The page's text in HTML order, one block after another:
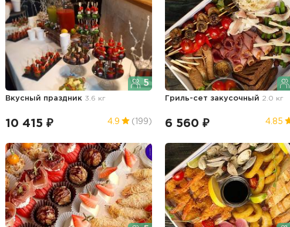
5
Вкусный праздник 3.6 кг
10 415 ₽ 4.9 (199)
Гриль-сет закусочный 2.0 кг
6 560 ₽ 4.85